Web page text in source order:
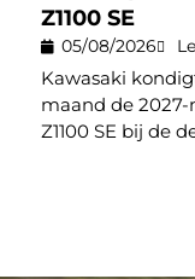
Z1100 SE
05/08/2026
Kawasaki
maand de 2027-
Z1100 SE bij de